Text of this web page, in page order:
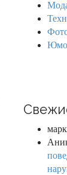
марк